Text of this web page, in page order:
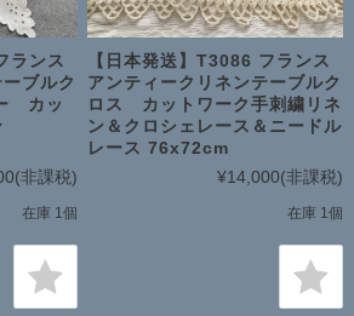
ランス
ブルク
カッ
(非課税)
在庫 1個
【日本発送】T3086 フランス
アンティークリネンテーブルク
ロス カットワーク手刺繍リネ
ン＆クロシェレース＆ニードル
レース 76x72cm
¥14,000(非課税)
在庫 1個